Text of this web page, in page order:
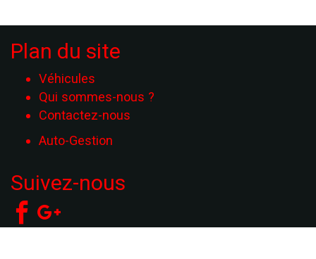
Plan du site
Véhicules
Qui sommes-nous ?
Contactez-nous
Auto-Gestion
Suivez-nous